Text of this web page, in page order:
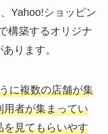
Yahoo!ショッピン
構築するオリジナ
ります。
に複数の店舗が集
用者が集まってい
を見てもらいやす